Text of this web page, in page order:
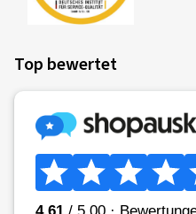
Top bewertet